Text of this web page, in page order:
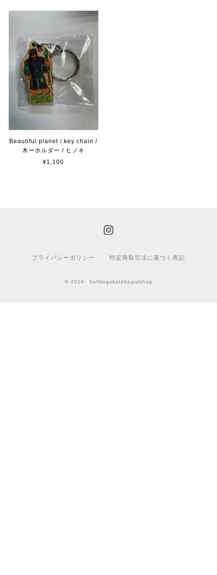
Beautiful planet / key chain /
木ーホルダー / ヒノキ
¥1,100
プライバシーポリシー 特定商取引法に基づく表記
© 2016 bulldogskateboardshop